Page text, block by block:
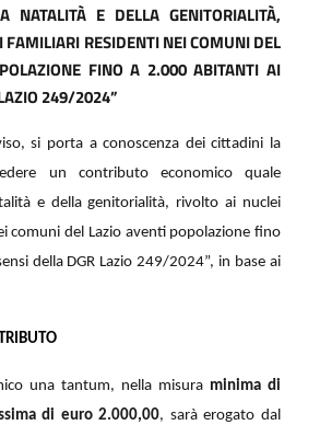
NATALITÀ E DELLA GENITORIALITÀ,
FAMILIARI RESIDENTI NEI COMUNI DEL
FINO A 2.000 ABITANTI AI
249/2024”
si porta a conoscenza dei cittadini la
un contributo economico quale
e della genitorialità, rivolto ai nuclei
comuni del Lazio aventi popolazione fino
della DGR Lazio 249/2024”, in base ai
una tantum, nella misura minima di
di euro 2.000,00, sarà erogato dal